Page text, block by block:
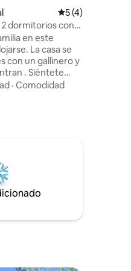
Calificación
5 (4)
dormitorios con
en este
La casa se
con un gallinero y
. Siéntete
frescos. La
en un camino sin
únicas personas
y hay muchas
cercanas para
hospedas en la
· Comodidad